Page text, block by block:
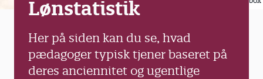
Lønstatistik
Her på siden kan du se, hvad
pædagoger typisk tjener baseret på
deres anciennitet og ugentlige